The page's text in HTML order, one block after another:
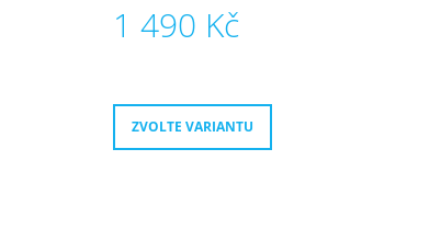
1 490 Kč
ZVOLTE VARIANTU